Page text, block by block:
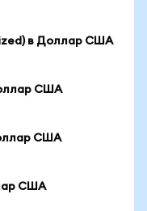
в Доллар США
США
США
США